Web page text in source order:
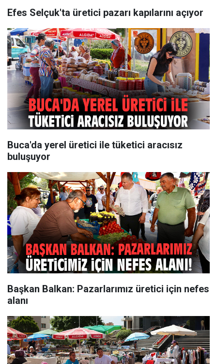
Efes Selçuk'ta üretici pazarı kapılarını açıyor
Buca'da yerel üretici ile tüketici aracısız
buluşuyor
Başkan Balkan: Pazarlarımız üretici için nefes
alanı